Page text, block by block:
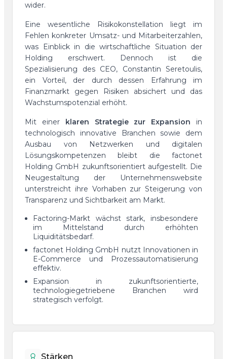
wider.
Eine wesentliche Risikokonstellation liegt im
Fehlen konkreter Umsatz- und Mitarbeiterzahlen,
was Einblick in die wirtschaftliche Situation der
Holding erschwert. Dennoch ist die
Spezialisierung des CEO, Constantin Seretoulis,
ein Vorteil, der durch dessen Erfahrung im
Finanzmarkt gegen Risiken absichert und das
Wachstumspotenzial erhöht.
Mit einer klaren Strategie zur Expansion in
technologisch innovative Branchen sowie dem
Ausbau von Netzwerken und digitalen
Lösungskompetenzen bleibt die factonet
Holding GmbH zukunftsorientiert aufgestellt. Die
Neugestaltung der Unternehmenswebsite
unterstreicht ihre Vorhaben zur Steigerung von
Transparenz und Sichtbarkeit am Markt.
Factoring-Markt wächst stark, insbesondere
im Mittelstand durch erhöhten
Liquiditätsbedarf.
factonet Holding GmbH nutzt Innovationen in
E-Commerce und Prozessautomatisierung
effektiv.
Expansion in zukunftsorientierte,
technologiegetriebene Branchen wird
strategisch verfolgt.
Stärken